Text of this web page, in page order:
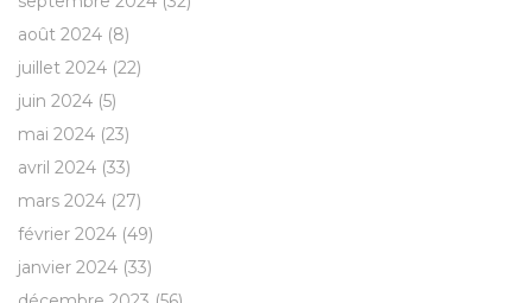
août 2024 (8)
juillet 2024 (22)
juin 2024 (5)
mai 2024 (23)
avril 2024 (33)
mars 2024 (27)
février 2024 (49)
janvier 2024 (33)